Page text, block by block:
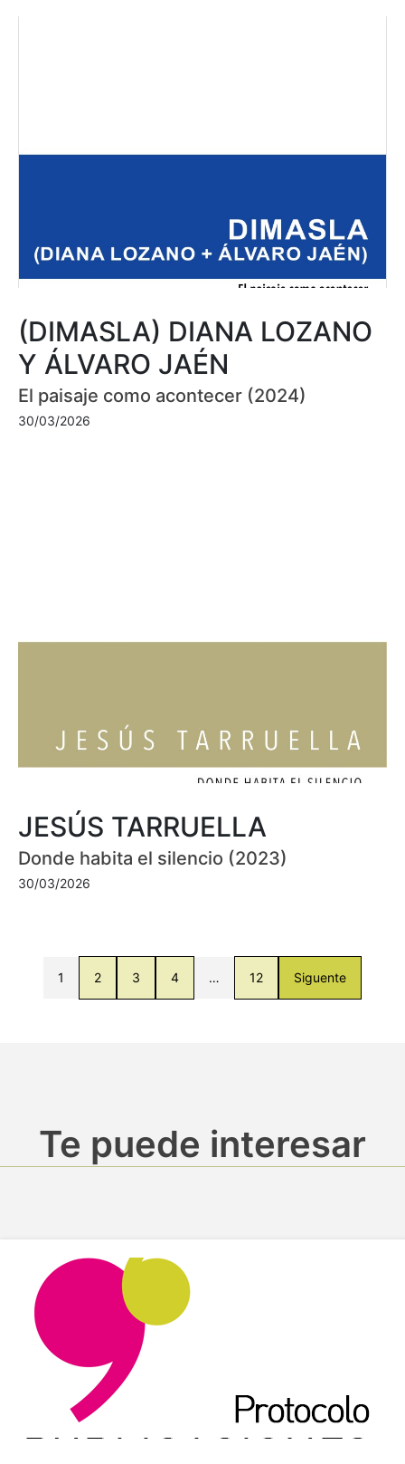
(DIMASLA) DIANA LOZANO
Y ÁLVARO JAÉN
El paisaje como acontecer (2024)
30/03/2026
JESÚS TARRUELLA
Donde habita el silencio (2023)
30/03/2026
1 2 3 4 … 12 Siguente
Te puede interesar